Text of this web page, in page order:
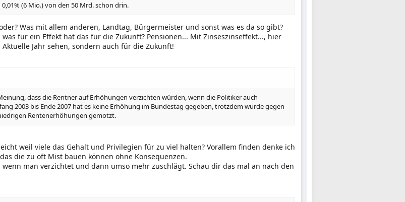
(6 Mio.) von den 50 Mrd. schon drin.
Was mit allem anderen, Landtag, Bürgermeister und sonst was es da so gibt?
für ein Effekt hat das für die Zukunft? Pensionen... Mit Zinseszinseffekt..., hier
Jahr sehen, sondern auch für die Zukunft!
dass die Rentner auf Erhöhungen verzichten würden, wenn die Politiker auch
2003 bis Ende 2007 hat es keine Erhöhung im Bundestag gegeben, trotzdem wurde gegen
Rentenerhöhungen gemotzt.
weil viele das Gehalt und Privilegien für zu viel halten? Vorallem finden denke ich
die zu oft Mist bauen können ohne Konsequenzen.
man verzichtet und dann umso mehr zuschlägt. Schau dir das mal an nach den